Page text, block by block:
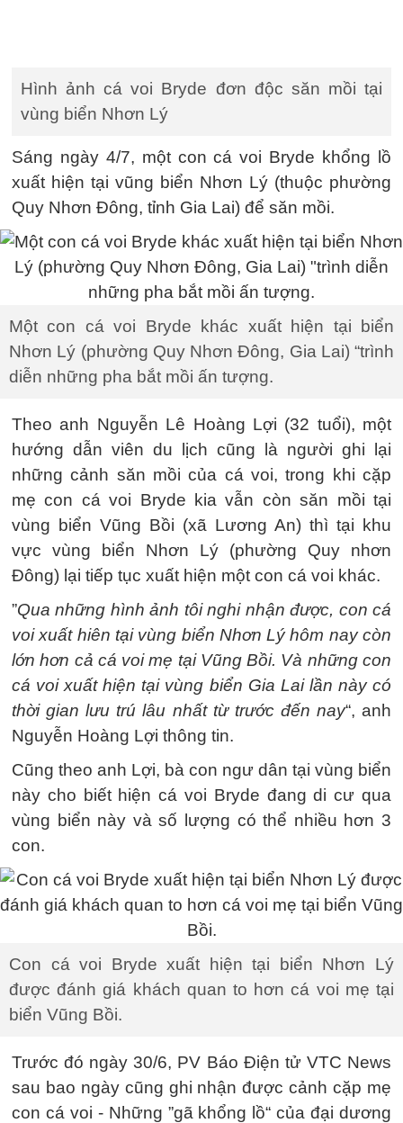
Hình ảnh cá voi Bryde đơn độc săn mồi tại
vùng biển Nhơn Lý
Sáng ngày 4/7, một con cá voi Bryde khổng lồ
xuất hiện tại vũng biển Nhơn Lý (thuộc phường
Quy Nhơn Đông, tỉnh Gia Lai) để săn mồi.
Một con cá voi Bryde khác xuất hiện tại biển
Nhơn Lý (phường Quy Nhơn Đông, Gia Lai) “trình
diễn những pha bắt mồi ấn tượng.
Theo anh Nguyễn Lê Hoàng Lợi (32 tuổi), một
hướng dẫn viên du lịch cũng là người ghi lại
những cảnh săn mồi của cá voi, trong khi cặp
mẹ con cá voi Bryde kia vẫn còn săn mồi tại
vùng biển Vũng Bồi (xã Lương An) thì tại khu
vực vùng biển Nhơn Lý (phường Quy nhơn
Đông) lại tiếp tục xuất hiện một con cá voi khác.
”Qua những hình ảnh tôi nghi nhận được, con cá
voi xuất hiên tại vùng biển Nhơn Lý hôm nay còn
lớn hơn cả cá voi mẹ tại Vũng Bồi. Và những con
cá voi xuất hiện tại vùng biển Gia Lai lần này có
thời gian lưu trú lâu nhất từ trước đến nay“, anh
Nguyễn Hoàng Lợi thông tin.
Cũng theo anh Lợi, bà con ngư dân tại vùng biển
này cho biết hiện cá voi Bryde đang di cư qua
vùng biển này và số lượng có thể nhiều hơn 3
con.
Con cá voi Bryde xuất hiện tại biển Nhơn Lý
được đánh giá khách quan to hơn cá voi mẹ tại
biển Vũng Bồi.
Trước đó ngày 30/6, PV Báo Điện tử VTC News
sau bao ngày cũng ghi nhận được cảnh cặp mẹ
con cá voi - Những ”gã khổng lồ“ của đại dương